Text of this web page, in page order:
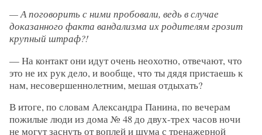
— А поговорить с ними пробовали, ведь в случае
доказанного факта вандализма их родителям грозит
крупный штраф?!
— На контакт они идут очень неохотно, отвечают, что
это не их рук дело, и вообще, что ты дядя пристаешь к
нам, несовершеннолетним, мешая отдыхать?
В итоге, по словам Александра Панина, по вечерам
пожилые люди из дома № 48 до двух-трех часов ночи
не могут заснуть от воплей и шума с тренажерной